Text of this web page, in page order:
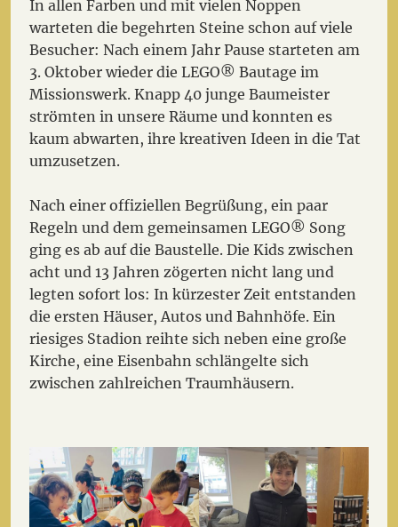
In allen Farben und mit vielen Noppen
warteten die begehrten Steine schon auf viele
Besucher: Nach einem Jahr Pause starteten am
3. Oktober wieder die LEGO® Bautage im
Missionswerk. Knapp 40 junge Baumeister
strömten in unsere Räume und konnten es
kaum abwarten, ihre kreativen Ideen in die Tat
umzusetzen.
Nach einer offiziellen Begrüßung, ein paar
Regeln und dem gemeinsamen LEGO® Song
ging es ab auf die Baustelle. Die Kids zwischen
acht und 13 Jahren zögerten nicht lang und
legten sofort los: In kürzester Zeit entstanden
die ersten Häuser, Autos und Bahnhöfe. Ein
riesiges Stadion reihte sich neben eine große
Kirche, eine Eisenbahn schlängelte sich
zwischen zahlreichen Traumhäusern.